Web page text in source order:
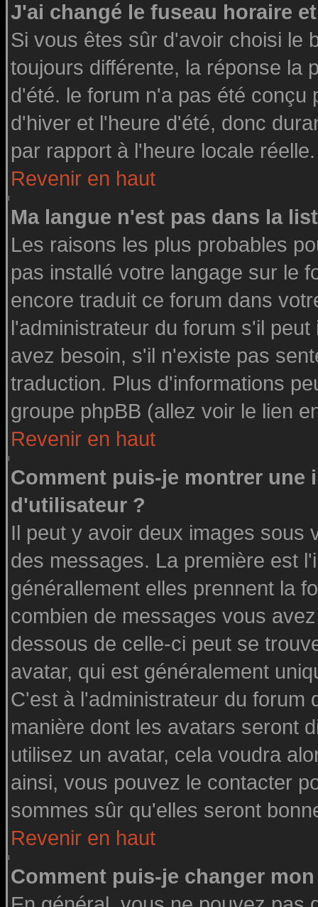
J'ai changé le fuseau horaire
Si vous êtes sûr d'avoir choisi le
toujours différente, la réponse la
d'été. le forum n'a pas été conçu
d'hiver et l'heure d'été, donc
par rapport à l'heure locale réelle.
Revenir en haut
Ma langue n'est pas dans la
Les raisons les plus probables
pas installé votre langage sur le
encore traduit ce forum dans
l'administrateur du forum s'il
avez besoin, s'il n'existe pas
traduction. Plus d'informations
groupe phpBB (allez voir le lien
Revenir en haut
Comment puis-je montrer une
d'utilisateur ?
Il peut y avoir deux images sous
des messages. La première est
générallement elles prennent la
combien de messages vous
dessous de celle-ci peut se
avatar, qui est généralement
C'est à l'administrateur du forum
manière dont les avatars seront
utilisez un avatar, cela voudra
ainsi, vous pouvez le contacter
sommes sûr qu'elles seront
Revenir en haut
Comment puis-je changer